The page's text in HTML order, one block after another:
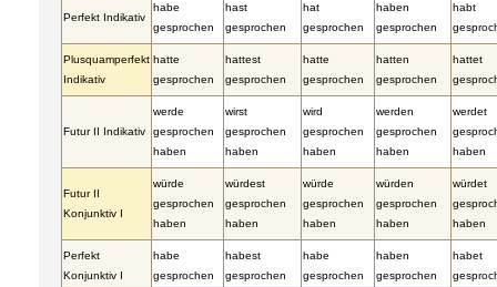
Perfekt Indikativ
habe
gesprochen
hast
gesprochen
hat
gesprochen
haben
gesprochen
habt
Plusquamperfekt
Indikativ
hatte
gesprochen
hattest
gesprochen
hatte
gesprochen
hatten
gesprochen
hattet
Futur II Indikativ
werde
gesprochen
haben
wirst
gesprochen
haben
wird
gesprochen
haben
werden
gesprochen
haben
werdet
haben
Futur II
Konjunktiv I
würde
gesprochen
haben
würdest
gesprochen
haben
würde
gesprochen
haben
würden
gesprochen
haben
würdet
haben
Perfekt
Konjunktiv I
habe
gesprochen
habest
gesprochen
habe
gesprochen
haben
gesprochen
habet